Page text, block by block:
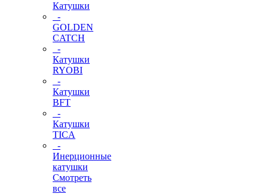
Катушки
-
GOLDEN
CATCH
-
Катушки
RYOBI
-
Катушки
BFT
-
Катушки
TICA
-
Инерционные
катушки
Смотреть
все